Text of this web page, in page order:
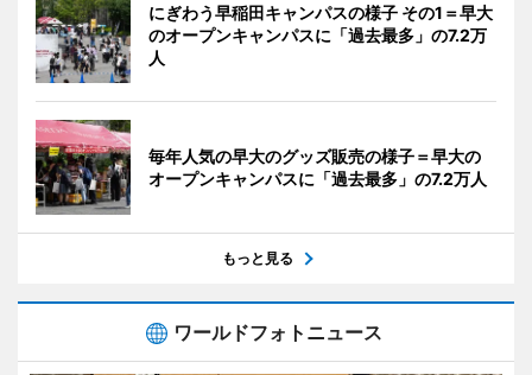
にぎわう早稲田キャンパスの様子 その1＝早大
のオープンキャンパスに「過去最多」の7.2万
人
毎年人気の早大のグッズ販売の様子＝早大の
オープンキャンパスに「過去最多」の7.2万人
もっと見る
ワールドフォトニュース